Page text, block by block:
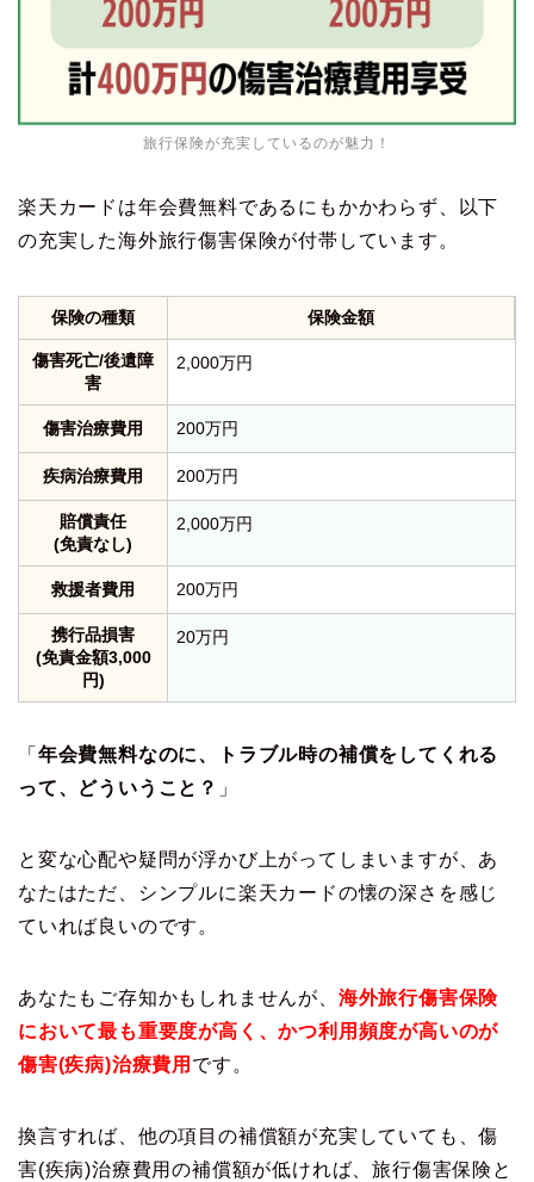
旅行保険が充実しているのが魅力！
楽天カードは年会費無料であるにもかかわらず、以下
の充実した海外旅行傷害保険が付帯しています。
保険の種類 保険金額
傷害死亡/後遺障
害
2,000万円
傷害治療費用 200万円
疾病治療費用 200万円
賠償責任
(免責なし)
2,000万円
救援者費用 200万円
携行品損害
(免責金額3,000
円)
20万円
「 年会費無料なのに、トラブル時の補償をしてくれる
って、どういうこと？ 」
と変な心配や疑問が浮かび上がってしまいますが、あ
なたはただ、シンプルに楽天カードの懐の深さを感じ
ていれば良いのです。
あなたもご存知かもしれませんが、 海外旅行傷害保険
において最も重要度が高く、かつ利用頻度が高いのが
傷害(疾病)治療費用 です。
換言すれば、他の項目の補償額が充実していても、傷
害(疾病)治療費用の補償額が低ければ、旅行傷害保険と